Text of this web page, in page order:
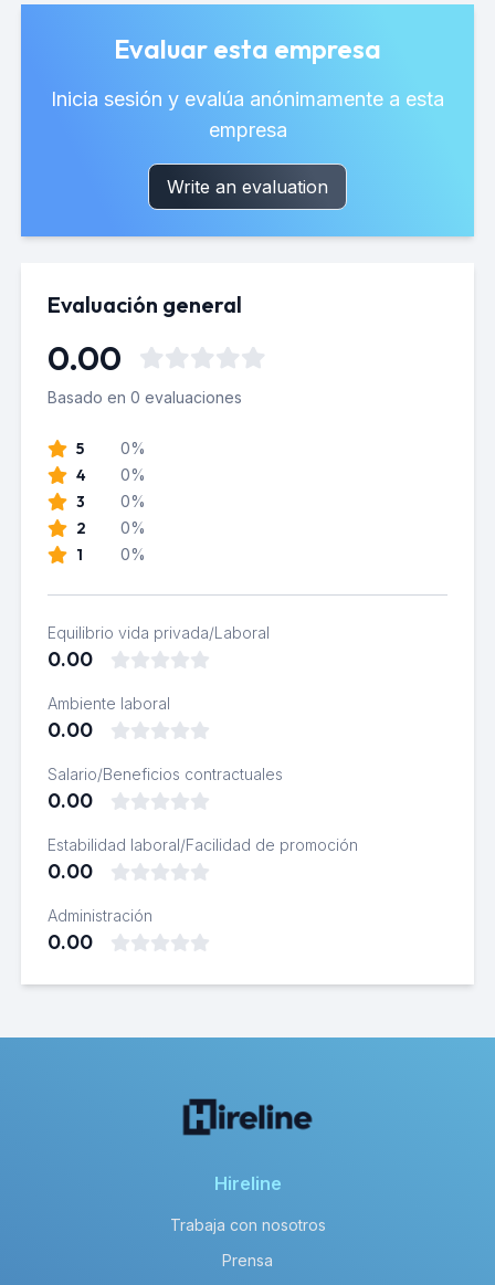
Evaluar esta empresa
Inicia sesión y evalúa anónimamente a esta
empresa
Write an evaluation
Evaluación general
0.00
Basado en 0 evaluaciones
5 0%
4 0%
3 0%
2 0%
1 0%
Equilibrio vida privada/Laboral
0.00
Ambiente laboral
0.00
Salario/Beneficios contractuales
0.00
Estabilidad laboral/Facilidad de promoción
0.00
Administración
0.00
Hireline
Trabaja con nosotros
Prensa